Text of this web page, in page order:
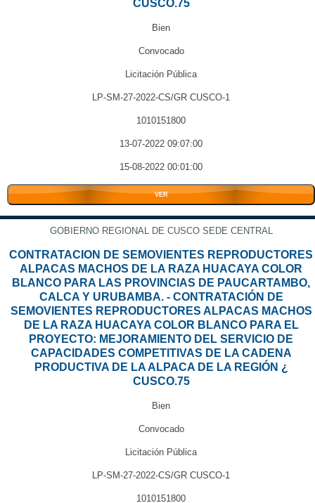
CUSCO.75
Bien
Convocado
Licitación Pública
LP-SM-27-2022-CS/GR CUSCO-1
1010151800
13-07-2022 09:07:00
15-08-2022 00:01:00
VER
GOBIERNO REGIONAL DE CUSCO SEDE CENTRAL
CONTRATACION DE SEMOVIENTES REPRODUCTORES
ALPACAS MACHOS DE LA RAZA HUACAYA COLOR
BLANCO PARA LAS PROVINCIAS DE PAUCARTAMBO,
CALCA Y URUBAMBA. - CONTRATACIÓN DE
SEMOVIENTES REPRODUCTORES ALPACAS MACHOS
DE LA RAZA HUACAYA COLOR BLANCO PARA EL
PROYECTO: MEJORAMIENTO DEL SERVICIO DE
CAPACIDADES COMPETITIVAS DE LA CADENA
PRODUCTIVA DE LA ALPACA DE LA REGIÓN ¿
CUSCO.75
Bien
Convocado
Licitación Pública
LP-SM-27-2022-CS/GR CUSCO-1
1010151800